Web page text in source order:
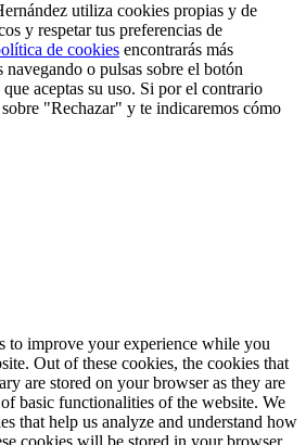
utiliza cookies propias y de
y respetar tus preferencias de
de cookies encontrarás más
o pulsas sobre el botón
aceptas su uso. Si por el contrario
"Rechazar" y te indicaremos cómo
to improve your experience while you
Out of these cookies, the cookies that
are stored on your browser as they are
basic functionalities of the website. We
that help us analyze and understand how